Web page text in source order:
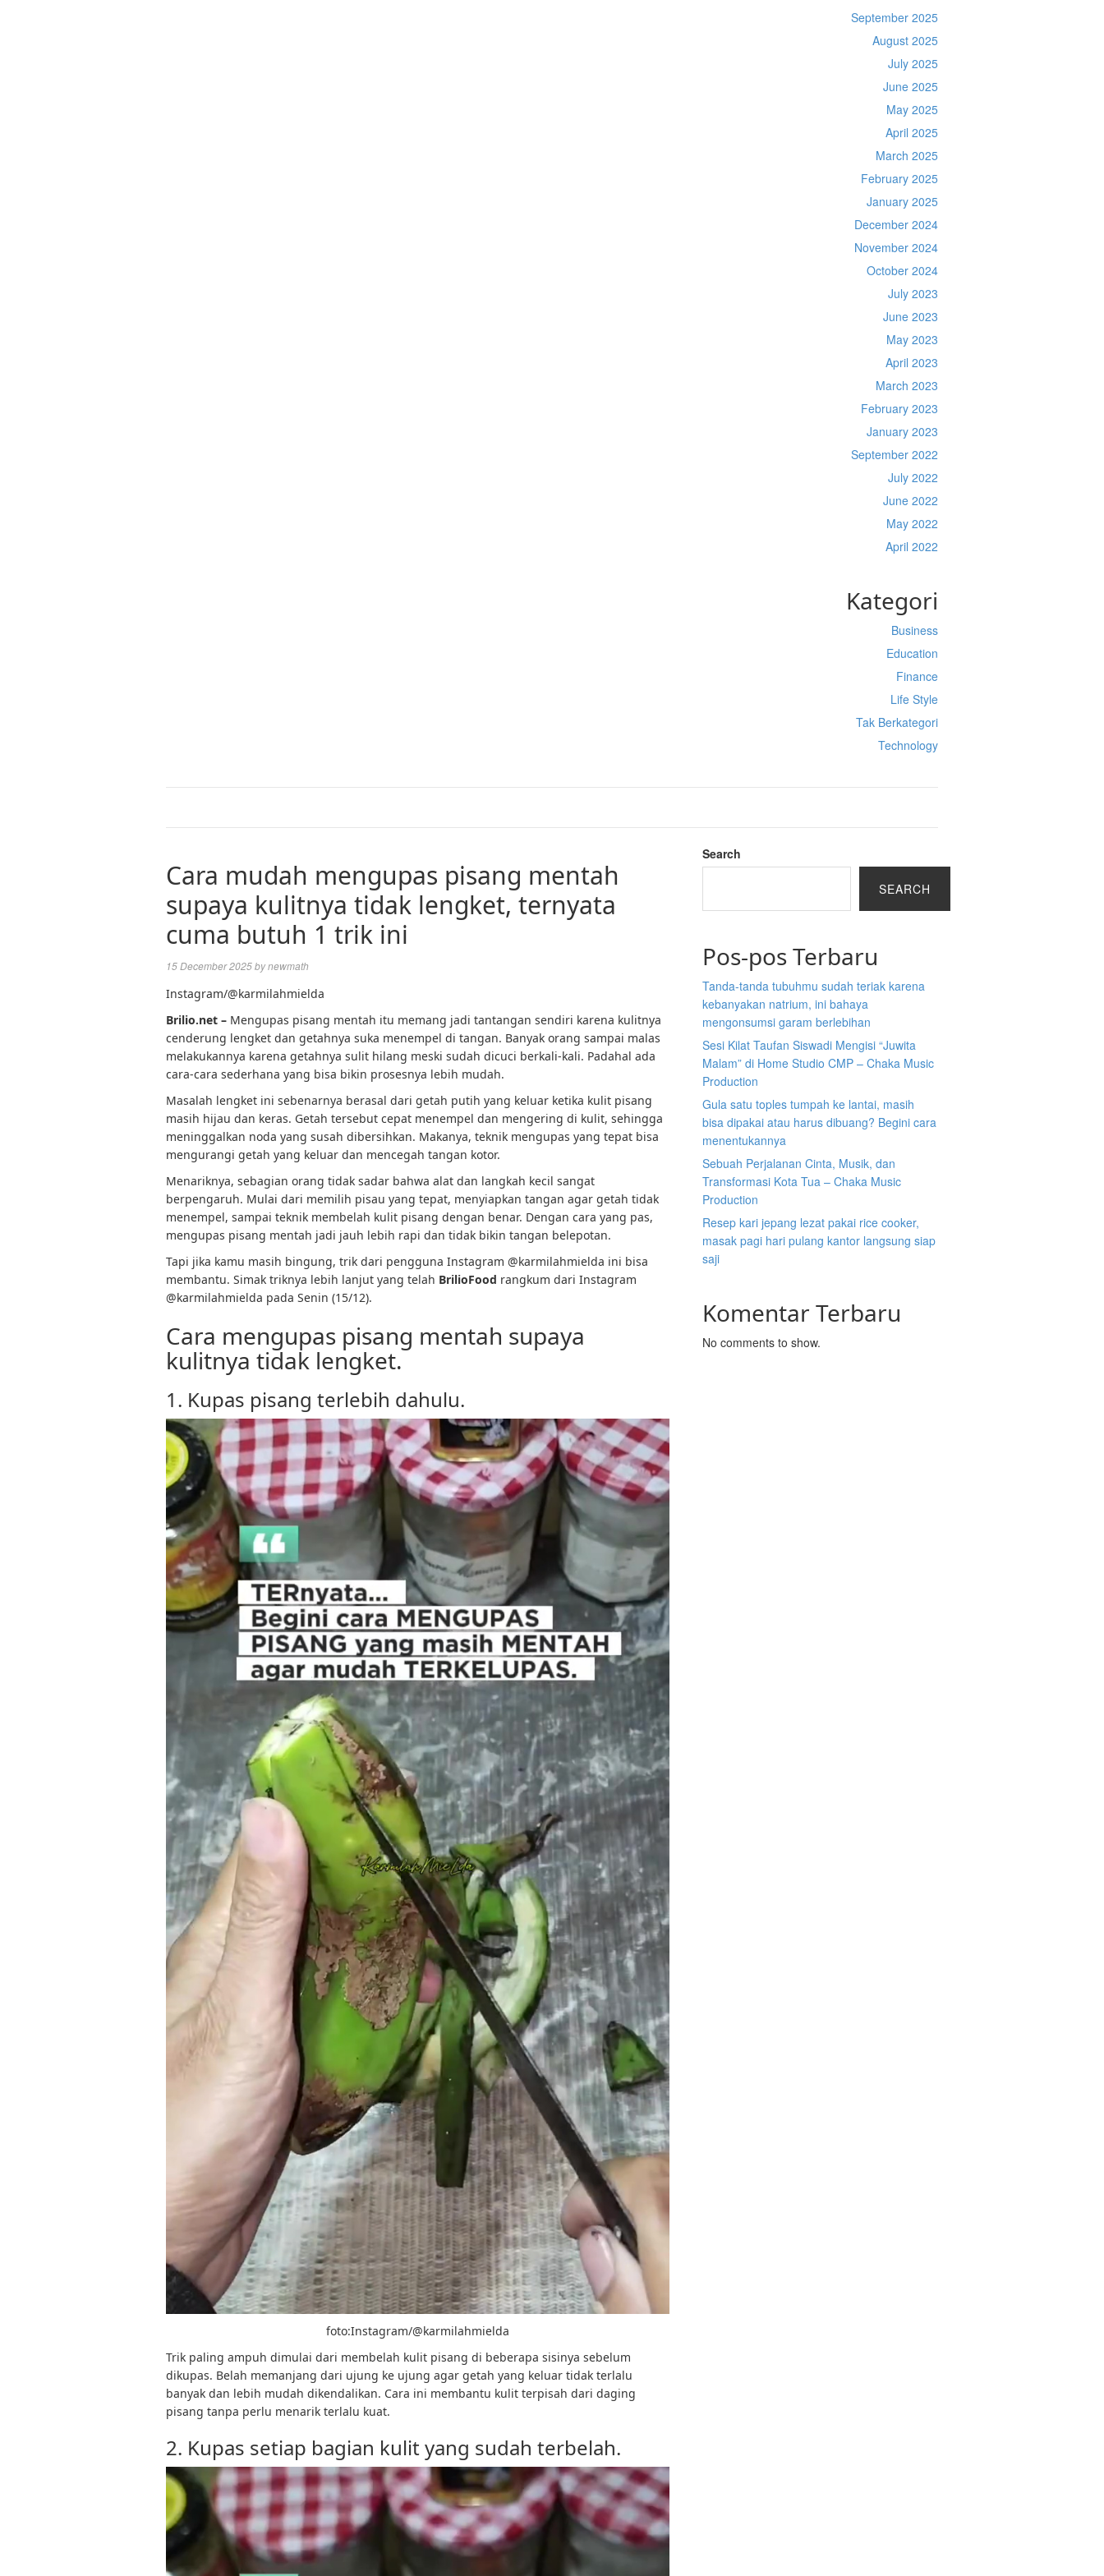
September 2025
August 2025
July 2025
June 2025
May 2025
April 2025
March 2025
February 2025
January 2025
December 2024
November 2024
October 2024
July 2023
June 2023
May 2023
April 2023
March 2023
February 2023
January 2023
September 2022
July 2022
June 2022
May 2022
April 2022
Kategori
Business
Education
Finance
Life Style
Tak Berkategori
Technology
Cara mudah mengupas pisang mentah
supaya kulitnya tidak lengket, ternyata
cuma butuh 1 trik ini
15 December 2025bynewmath
Instagram/@karmilahmielda
Brilio.net – Mengupas pisang mentah itu memang jadi tantangan sendiri karena kulitnya
cenderung lengket dan getahnya suka menempel di tangan. Banyak orang sampai malas
melakukannya karena getahnya sulit hilang meski sudah dicuci berkali-kali. Padahal ada
cara-cara sederhana yang bisa bikin prosesnya lebih mudah.
Masalah lengket ini sebenarnya berasal dari getah putih yang keluar ketika kulit pisang
masih hijau dan keras. Getah tersebut cepat menempel dan mengering di kulit, sehingga
meninggalkan noda yang susah dibersihkan. Makanya, teknik mengupas yang tepat bisa
mengurangi getah yang keluar dan mencegah tangan kotor.
Menariknya, sebagian orang tidak sadar bahwa alat dan langkah kecil sangat
berpengaruh. Mulai dari memilih pisau yang tepat, menyiapkan tangan agar getah tidak
menempel, sampai teknik membelah kulit pisang dengan benar. Dengan cara yang pas,
mengupas pisang mentah jadi jauh lebih rapi dan tidak bikin tangan belepotan.
Tapi jika kamu masih bingung, trik dari pengguna Instagram @karmilahmielda ini bisa
membantu. Simak triknya lebih lanjut yang telah BrilioFood rangkum dari Instagram
@karmilahmielda pada Senin (15/12).
Cara mengupas pisang mentah supaya
kulitnya tidak lengket.
1. Kupas pisang terlebih dahulu.
foto:Instagram/@karmilahmielda
Trik paling ampuh dimulai dari membelah kulit pisang di beberapa sisinya sebelum
dikupas. Belah memanjang dari ujung ke ujung agar getah yang keluar tidak terlalu
banyak dan lebih mudah dikendalikan. Cara ini membantu kulit terpisah dari daging
pisang tanpa perlu menarik terlalu kuat.
2. Kupas setiap bagian kulit yang sudah terbelah.
Search
SEARCH
Pos-pos Terbaru
Tanda-tanda tubuhmu sudah teriak karena
kebanyakan natrium, ini bahaya
mengonsumsi garam berlebihan
Sesi Kilat Taufan Siswadi Mengisi “Juwita
Malam” di Home Studio CMP – Chaka Music
Production
Gula satu toples tumpah ke lantai, masih
bisa dipakai atau harus dibuang? Begini cara
menentukannya
Sebuah Perjalanan Cinta, Musik, dan
Transformasi Kota Tua – Chaka Music
Production
Resep kari jepang lezat pakai rice cooker,
masak pagi hari pulang kantor langsung siap
saji
Komentar Terbaru
No comments to show.